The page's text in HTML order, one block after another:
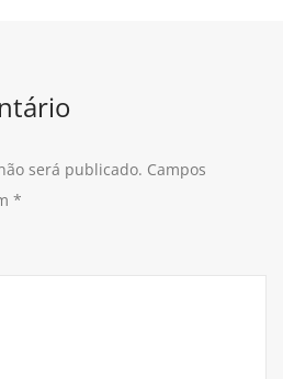
será publicado. Campos
*